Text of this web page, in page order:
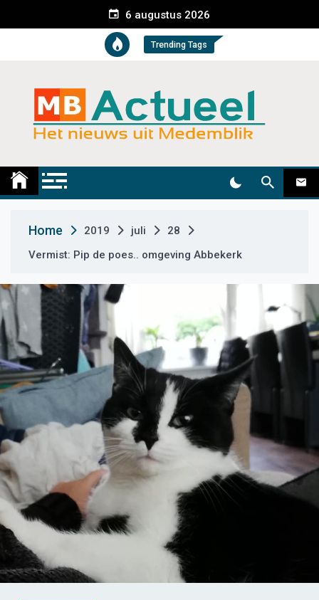
e
t
6 augustus 2026
Trending Tags
Medemblik Actueel
Home 2019 juli
28
Vermist: Pip de poes.. omgeving Abbekerk